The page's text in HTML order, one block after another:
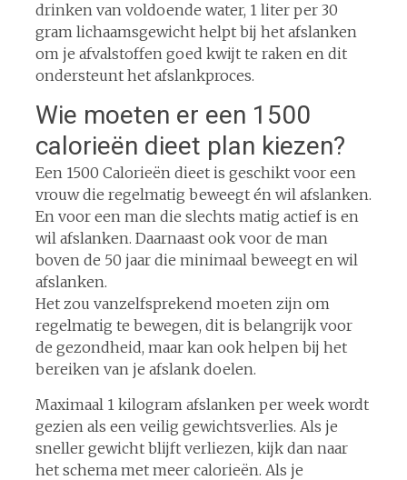
drinken van voldoende water, 1 liter per 30
gram lichaamsgewicht helpt bij het afslanken
om je afvalstoffen goed kwijt te raken en dit
ondersteunt het afslankproces.
Wie moeten er een 1500
calorieën dieet plan kiezen?
Een 1500 Calorieën dieet is geschikt voor een
vrouw die regelmatig beweegt én wil afslanken.
En voor een man die slechts matig actief is en
wil afslanken. Daarnaast ook voor de man
boven de 50 jaar die minimaal beweegt en wil
afslanken.
Het zou vanzelfsprekend moeten zijn om
regelmatig te bewegen, dit is belangrijk voor
de gezondheid, maar kan ook helpen bij het
bereiken van je afslank doelen.
Maximaal 1 kilogram afslanken per week wordt
gezien als een veilig gewichtsverlies. Als je
sneller gewicht blijft verliezen, kijk dan naar
het schema met meer calorieën. Als je